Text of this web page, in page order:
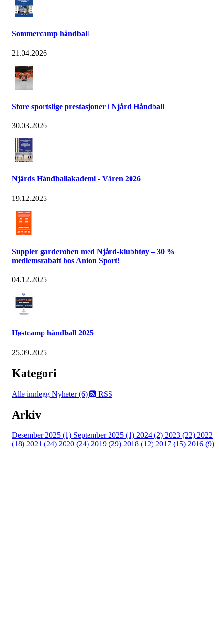
Sommercamp håndball
21.04.2026
Store sportslige prestasjoner i Njård Håndball
30.03.2026
Njårds Håndballakademi - Våren 2026
19.12.2025
Suppler garderoben med Njård-klubbtøy – 30 %
medlemsrabatt hos Anton Sport!
04.12.2025
Høstcamp håndball 2025
25.09.2025
Kategori
Alle innlegg Nyheter (6) RSS
Arkiv
Desember 2025 (1) September 2025 (1) 2024 (2) 2023 (22) 2022
(18) 2021 (24) 2020 (24) 2019 (29) 2018 (12) 2017 (15) 2016 (9)